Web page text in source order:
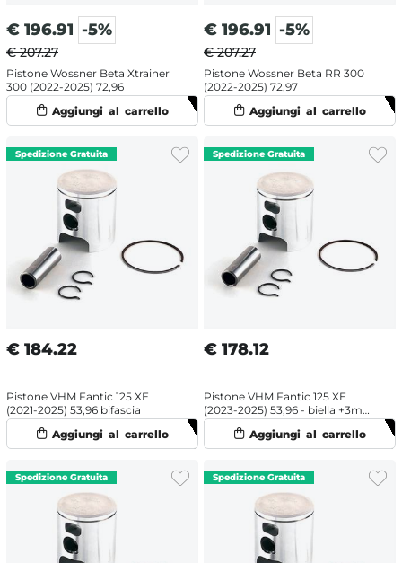
€ 196.91 -5%
€ 207.27
Pistone Wossner Beta Xtrainer
300 (2022-2025) 72,96
€ 196.91 -5%
€ 207.27
Pistone Wossner Beta RR 300
(2022-2025) 72,97
€ 184.22
Pistone VHM Fantic 125 XE
(2021-2025) 53,96 bifascia
€ 178.12
Pistone VHM Fantic 125 XE
(2023-2025) 53,96 - biella +3mm
monofascia